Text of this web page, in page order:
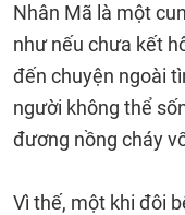
Nhân Mã là một
như nếu chưa kết
đến chuyện ngoài
người không thể
đương nồng cháy
Vì thế, một khi đôi